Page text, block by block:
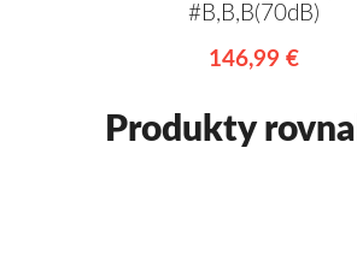
#B,B,B(70dB)
146,99 €
Produkty